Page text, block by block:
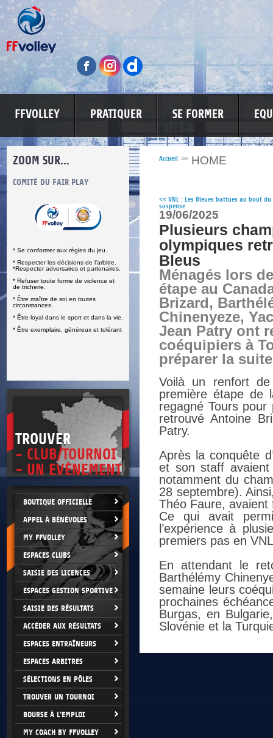
FFVOLLEY PRATIQUER SE FORMER
ZOOM SUR...
COMITÉ DU FAIR PLAY
* Se conformer aux règles du jeu.
* Respecter les décisions de l’arbitre.
*Respecter adversaires et partenaires.
* Refuser toute forme de violence et
de tricherie.
* Être maître de soi en toutes
circonstances.
* Être loyal dans le sport et dans la vie.
* Être exemplaire, généreux et tolérant
LUTTE CONTRE LES VIOLENCES
TROUVER
- CLUB/TOURNOI
- UN EVÈNEMENT
BOUTIQUE OFFICIELLE
APPEL À BÉNÉVOLES
MY FFVOLLEY
ESPACES CLUBS
SAISIE DES LICENCES
ESPACES GESTION SPORTIVE
SAISIE DES RÉSULTATS
ACCÉDER AUX RÉSULTATS
ESPACES ENTRAÎNEURS
ESPACES ARBITRES
SÉLECTIONS EN PÔLES
TROUVER UN TOURNOI
BOURSE À L'EMPLOI
MY COACH BY FFVOLLEY
Accueil >> HOME
<< VNL : Les Bleues battues au bout du
suspense
19/06/2025
Plusieurs
olympiques
Bleus
Ménagés lors
étape au
Brizard,
Chinenyeze,
Jean Patry ont
coéquipiers à
préparer la
Voilà un renfort
première étape de
regagné Tours
retrouvé Antoine
Patry.
Après la conquête
et son staff
notamment du
28 septembre).
Théo Faure,
Ce qui avait
l’expérience à
premiers pas en
En attendant le
Barthélémy
semaine leurs
prochaines
Burgas, en
Slovénie et la